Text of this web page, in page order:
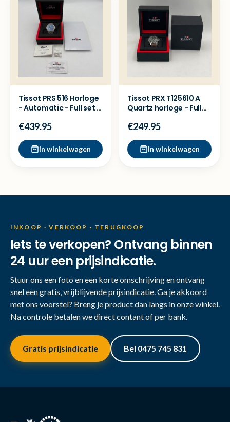
Tissot PRS 516 Horloge
- Automatic - Full set -
€439.95
In winkelwagen
Tissot PRX T125610 A
Quartz horloge - Full
€249.95
In winkelwagen
INKOOP · VERKOOP · TERUGKOOP
Iets te verkopen? Ontvang binnen
24 uur een prijsindicatie.
Stuur ons een foto en een korte omschrijving en ontvang
snel een gratis, vrijblijvende prijsindicatie. Ga je akkoord
met ons voorstel? Breng je product dan langs in onze winkel.
Na controle betalen we direct contant of per bank.
Gratis prijsindicatie Bel 0475 745 831